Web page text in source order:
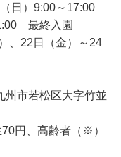
日）9:00～17:00
最終入園
、22日（金）～24
州市若松区大字竹並
円、高齢者（※）